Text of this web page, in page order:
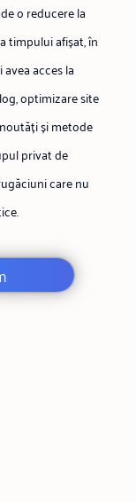
o reducere la
timpului afișat, în
acces la
optimizare site
și metode
privat de
care nu